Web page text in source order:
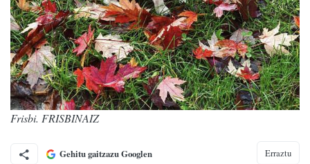
Frisbi. FRISBINAIZ
Gehitu gaitzazu Googlen Erraztu